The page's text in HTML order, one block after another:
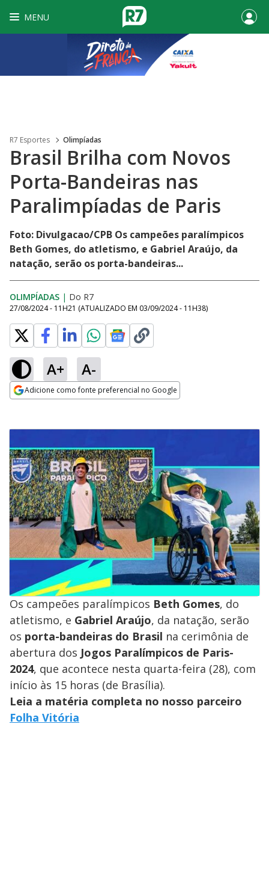
MENU
R7 Esportes Olimpíadas
Brasil Brilha com Novos
Porta-Bandeiras nas
Paralimpíadas de Paris
Foto: Divulgacao/CPB Os campeões paralímpicos
Beth Gomes, do atletismo, e Gabriel Araújo, da
natação, serão os porta-bandeiras...
OLIMPÍADAS | Do R7
27/08/2024 - 11H21 (ATUALIZADO EM 03/09/2024 - 11H38)
A+ A-
Adicione como fonte preferencial no Google
Os campeões paralímpicos Beth Gomes, do
atletismo, e Gabriel Araújo, da natação, serão
os porta-bandeiras do Brasil na cerimônia de
abertura dos Jogos Paralímpicos de Paris-
2024, que acontece nesta quarta-feira (28), com
início às 15 horas (de Brasília).
Leia a matéria completa no nosso parceiro
Folha Vitória